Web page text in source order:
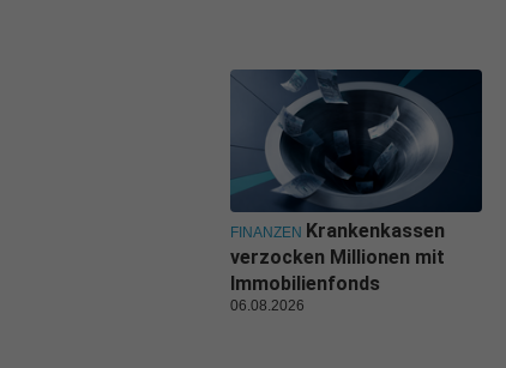
FINANZEN Krankenkassen
verzocken Millionen mit
Immobilienfonds
06.08.2026